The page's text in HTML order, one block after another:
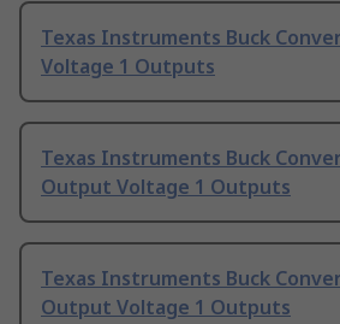
Texas Instruments Buck
Voltage 1 Outputs
Texas Instruments Buck
Output Voltage 1 Outputs
Texas Instruments Buck
Output Voltage 1 Outputs